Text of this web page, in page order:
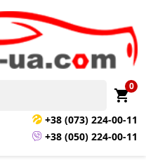
shopping_cart
0
+38 (073) 224-00-11
+38 (050) 224-00-11